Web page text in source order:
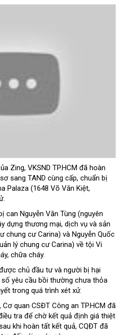
Zing, VKSND TP.HCM đã hoàn
sang TAND cùng cấp, chuẩn bị
Palaza (1648 Võ Văn Kiệt,
can Nguyễn Văn Tùng (nguyên
dựng thương mại, dịch vụ và sản
chung cư Carina) và Nguyễn Quốc
lý chung cư Carina) về tội Vi
chữa cháy.
chủ đầu tư và người bị hại
yêu cầu bồi thường chưa thỏa
trong quá trình xét xử.
quan CSĐT Công an TP.HCM đã
tra để chờ kết quả định giá thiệt
khi hoàn tất kết quả, CQĐT đã